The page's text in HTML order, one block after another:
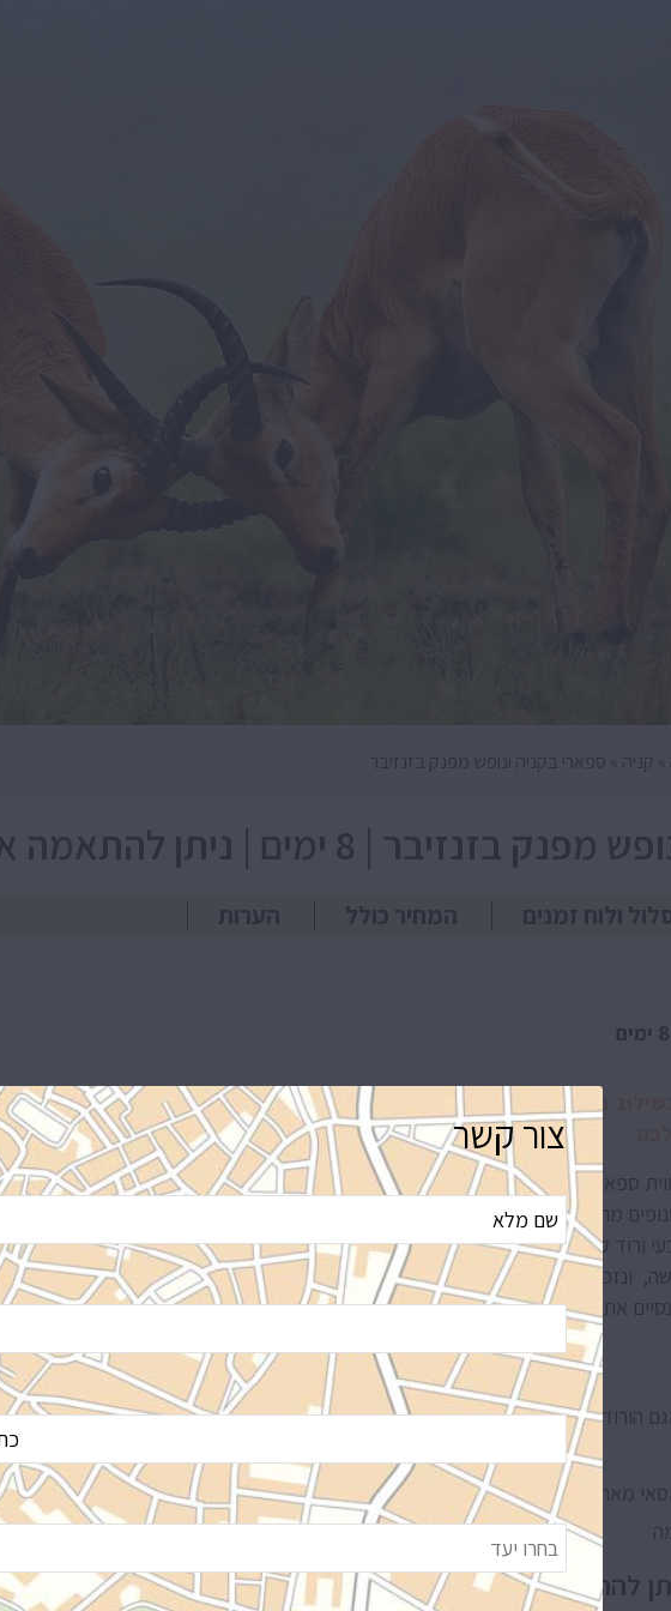
קניה ספארי בקניה ונופש מפנק בזנזיבר
| 8 ימים | ניתן להתאמה אישית
נופש בזנזיבר – בליווי מדריך מקומי דובר אנגלית בכיר ומנוסה
ספארי מגוונת וממצה בשלוש מהשמורות היפות והמעניינות בקניה, בין שלל
מהפנטים. במהלך הטיול נגלה עולם חדש ופראי בקניה – נטייל בין אלפי
ורוד קסומים בשמורת ימת נקורו – “האגם הוורוד”, נהנה משייט חווייתי אל חצי
ונזכה להכיר מקרוב את שבט המסאי הססגוני וגם מגוון רחב של חיות בר
את הטיול בנופש יוקרתי בזנזיבר השזור חופים לבנים בתוליים ומעוטר במים
הורוד”
מארה
להתאמה אישית
צור קשר